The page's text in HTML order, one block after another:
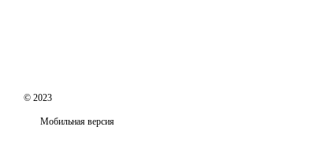
© 2023
Мобильная версия